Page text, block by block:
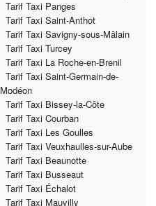
Tarif Taxi Panges
Tarif Taxi Saint-Anthot
Tarif Taxi Savigny-sous-Mâlain
Tarif Taxi Turcey
Tarif Taxi La Roche-en-Brenil
Tarif Taxi Saint-Germain-de-
Modéon
Tarif Taxi Bissey-la-Côte
Tarif Taxi Courban
Tarif Taxi Les Goulles
Tarif Taxi Veuxhaulles-sur-Aube
Tarif Taxi Beaunotte
Tarif Taxi Busseaut
Tarif Taxi Échalot
Tarif Taxi Mauvilly